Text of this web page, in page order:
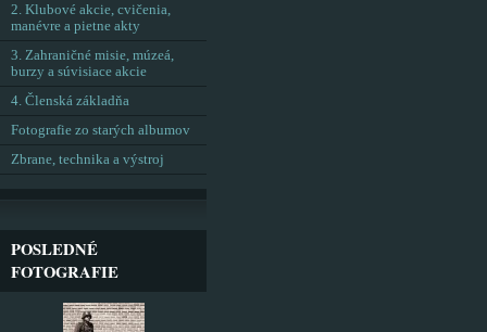
2. Klubové akcie, cvičenia,
manévre a pietne akty
3. Zahraničné misie, múzeá,
burzy a súvisiace akcie
4. Členská základňa
Fotografie zo starých albumov
Zbrane, technika a výstroj
POSLEDNÉ
FOTOGRAFIE